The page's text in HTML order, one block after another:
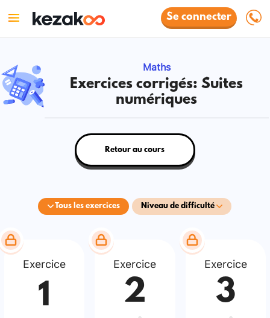
Se connecter
Maths
Exercices corrigés: Suites
numériques
Tous les exercices Niveau de difficulté
Retour au cours
Exercice
1
Exercice
2
Exercice
3